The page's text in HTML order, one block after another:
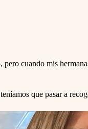
cuando mis
que pasar a